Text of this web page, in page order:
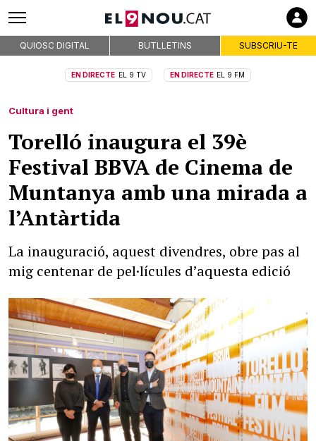
QUIOSC DIGITAL BUTLLETINS SUBSCRIU-TE
EN DIRECTE EL 9 TV EN DIRECTE EL 9 FM
Cultura i gent
Torelló inaugura el 39è
Festival BBVA de Cinema de
Muntanya amb una mirada a
l’Antàrtida
La inauguració, aquest divendres, obre pas al
mig centenar de pel·lícules d’aquesta edició